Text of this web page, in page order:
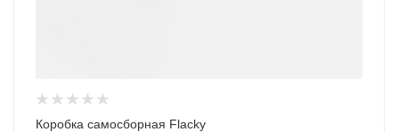
Коробка самосборная Flacky